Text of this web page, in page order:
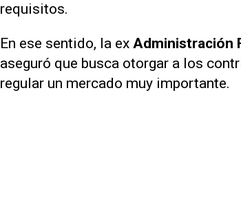
requisitos.
En ese sentido, la ex Administración
aseguró que busca otorgar a los
regular un mercado muy importante.